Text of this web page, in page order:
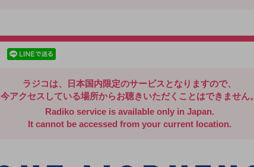
ラジコは、日本国内限定のサービスとなりますので、
今アクセスしている場所からお聴きいただくことはできません。
Radiko service is available only in Japan.
It cannot be accessed from your current location.